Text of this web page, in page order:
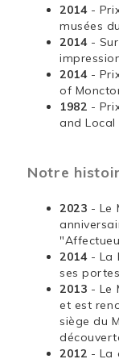
2014 -
musées
2014 -
2014 -
of
1982 -
and Local
Notre
2023 - Le
2014 - La
ses
2013 - Le
et est
siège du
2012 - La